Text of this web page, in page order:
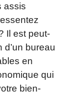
assis
Il est peut-
d’un bureau
en
qui
bien-